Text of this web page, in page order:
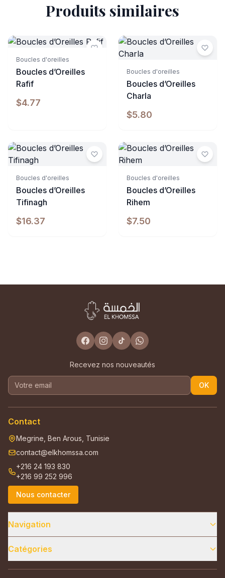
Produits similaires
Boucles d'oreilles
Boucles d’Oreilles
Rafif
$4.77
Boucles d'oreilles
Boucles d’Oreilles
Charla
$5.80
Boucles d'oreilles
Boucles d’Oreilles
Tifinagh
$16.37
Boucles d'oreilles
Boucles d’Oreilles
Rihem
$7.50
Recevez nos nouveautés
OK
Contact
Megrine, Ben Arous, Tunisie
contact@elkhomssa.com
+216 24 193 830
+216 99 252 996
Nous contacter
Navigation
Catégories